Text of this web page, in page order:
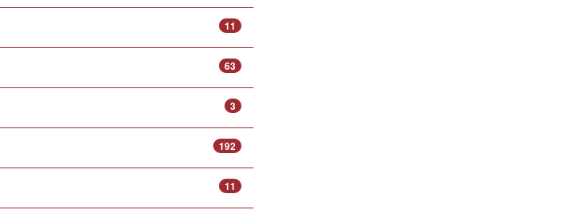
11
63
3
192
11